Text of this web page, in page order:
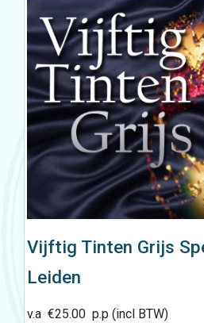
Vijftig Tinten Grijs
Leiden
v.a€25.00 p.p (incl BTW)